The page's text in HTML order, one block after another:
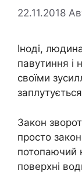
22.11.2018
Іноді,
павутиння і
своїми
Закон
просто
потопаючий
поверхні